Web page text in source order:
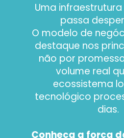
Uma
passa
O modelo de
destaque nos
não por
volume real
ecossistema
tecnológico
dias.
Conheça a força